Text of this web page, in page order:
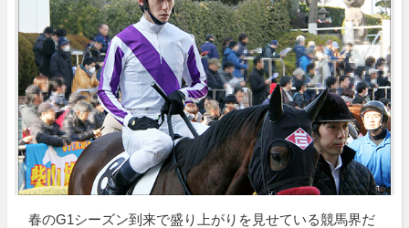
春のG1シーズン到来で盛り上がりを見せている競馬界だ